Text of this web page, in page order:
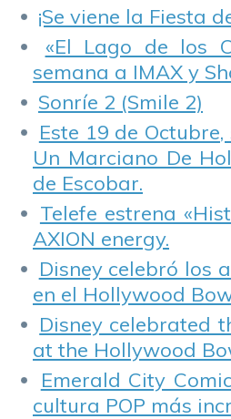
¡Se viene la Fiesta
«El Lago de los
semana a IMAX y
Sonríe 2 (Smile 2)
Este 19 de
Un Marciano De
de Escobar.
Telefe estrena
AXION energy.
Disney celebró los
en el Hollywood
Disney celebrated
at the Hollywood
Emerald City
cultura POP más